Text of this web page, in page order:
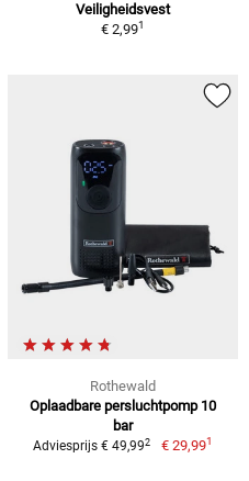
Veiligheidsvest
€ 2,991
Rothewald
Oplaadbare persluchtpomp 10
bar
Adviesprijs € 49,992 € 29,991